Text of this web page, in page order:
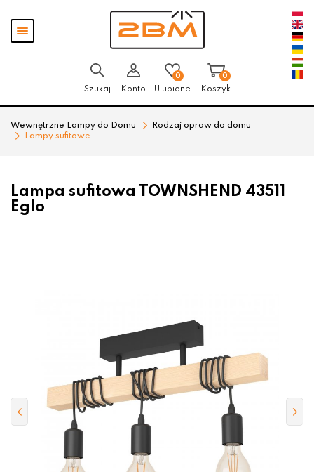
Pokaż
menu
Szukaj Konto
0
Ulubione
0
Koszyk
Wewnętrzne Lampy do Domu
Rodzaj opraw do domu
Lampy sufitowe
Lampa sufitowa TOWNSHEND 43511
Eglo